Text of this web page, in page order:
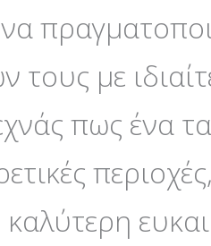
τους με
πως ένα
καλύτερη